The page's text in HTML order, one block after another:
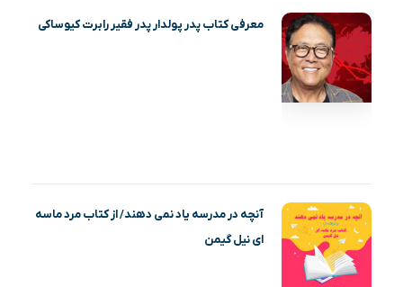
معرفی کتاب پدر پولدار پدر فقیر رابرت کیوساکی
آنچه در مدرسه یاد نمی دهند/ از کتاب مرد ماسه‌
ای نیل گیمن